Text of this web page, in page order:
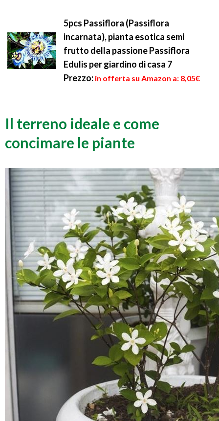
5pcs Passiflora (Passiflora
incarnata), pianta esotica semi
frutto della passione Passiflora
Edulis per giardino di casa 7
Prezzo: in offerta su Amazon a: 8,05€
Il terreno ideale e come
concimare le piante